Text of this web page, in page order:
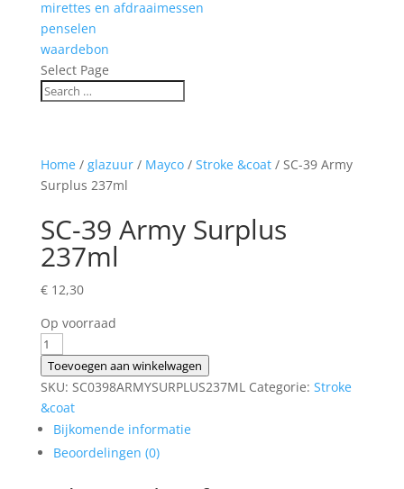
mirettes en afdraaimessen
penselen
waardebon
Select Page
Home/ glazuur/ Mayco/ Stroke &coat/ SC-39 Army
Surplus 237ml
SC-39 Army Surplus
237ml
€12,30
Op voorraad
SC-
39
Army
Surplus
237ml
aantal
Toevoegen aan winkelwagen
SKU: SC0398ARMYSURPLUS237ML Categorie: Stroke
&coat
Bijkomende informatie
Beoordelingen (0)